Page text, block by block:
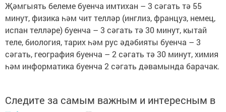
Җәмгыять белеме буенча имтихан – 3 сәгать тә 55
минут, физика һәм чит телләр (инглиз, француз, немец,
испан телләре) буенча – 3 сәгать тә 30 минут, кытай
теле, биология, тарих һәм рус әдәбияты буенча – 3
сәгать, география буенча – 2 сәгать тә 30 минут, химия
һәм информатика буенча 2 сәгать дәвамында барачак.
Следите за самым важным и интересным в